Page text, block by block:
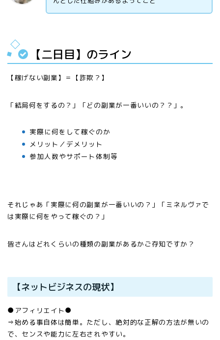
【二日目】のライン
【稼げない副業】＝【詐欺？】
「結局何をするの？」「どの副業が一番いいの？？」。
実際に何をして稼ぐのか
メリット／デメリット
参加人数やサポート体制等
それじゃあ「実際に何の副業が一番いいの？」「ミネルヴァで
は実際に何をやって稼ぐの？」
皆さんはどれくらいの種類の副業があるかご存知ですか？
【ネットビジネスの現状】
●アフィリエイト●
⇒始める事自体は簡単。ただし、絶対的な正解の方法が無いの
で、センスや能力に左右されやすい。